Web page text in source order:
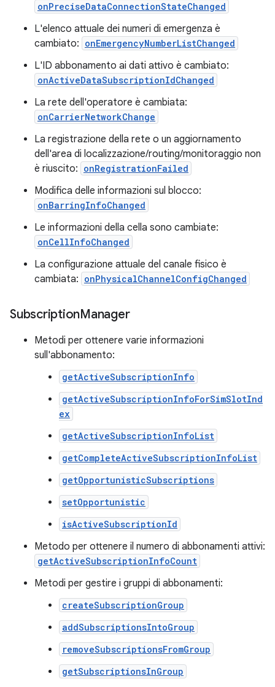
onPreciseDataConnectionStateChanged
L'elenco attuale dei numeri di emergenza è
cambiato: onEmergencyNumberListChanged
L'ID abbonamento ai dati attivo è cambiato:
onActiveDataSubscriptionIdChanged
La rete dell'operatore è cambiata:
onCarrierNetworkChange
La registrazione della rete o un aggiornamento
dell'area di localizzazione/routing/monitoraggio non
è riuscito: onRegistrationFailed
Modifica delle informazioni sul blocco:
onBarringInfoChanged
Le informazioni della cella sono cambiate:
onCellInfoChanged
La configurazione attuale del canale fisico è
cambiata: onPhysicalChannelConfigChanged
SubscriptionManager
Metodi per ottenere varie informazioni
sull'abbonamento:
getActiveSubscriptionInfo
getActiveSubscriptionInfoForSimSlotInd
ex
getActiveSubscriptionInfoList
getCompleteActiveSubscriptionInfoList
getOpportunisticSubscriptions
setOpportunistic
isActiveSubscriptionId
Metodo per ottenere il numero di abbonamenti attivi:
getActiveSubscriptionInfoCount
Metodi per gestire i gruppi di abbonamenti:
createSubscriptionGroup
addSubscriptionsIntoGroup
removeSubscriptionsFromGroup
getSubscriptionsInGroup